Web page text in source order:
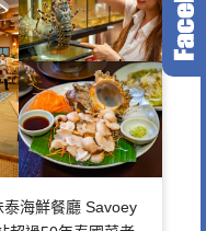
泰海鮮餐廳 Savoey